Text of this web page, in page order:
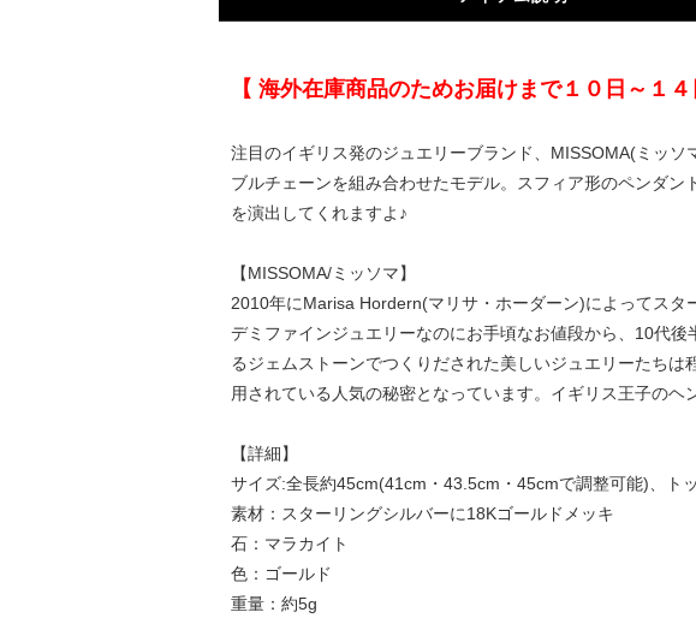
【 海外在庫商品のためお届けまで１０日～１４
注目のイギリス発のジュエリーブランド、MISSOMA(ミッ
ブルチェーンを組み合わせたモデル。スフィア形のペンダ
を演出してくれますよ♪
【MISSOMA/ミッソマ】
2010年にMarisa Hordern(マリサ・ホーダーン)によってスタ
デミファインジュエリーなのにお手頃なお値段から、10代
るジェムストーンでつくりだされた美しいジュエリーたち
用されている人気の秘密となっています。イギリス王子の
【詳細】
サイズ:全長約45cm(41cm・43.5cm・45cmで調整可能)、ト
素材：スターリングシルバーに18Kゴールドメッキ
石：マラカイト
色：ゴールド
重量：約5g